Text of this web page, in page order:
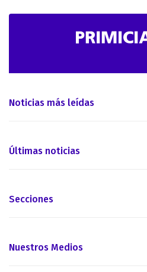
Noticias más leídas
Últimas noticias
Secciones
Nuestros Medios